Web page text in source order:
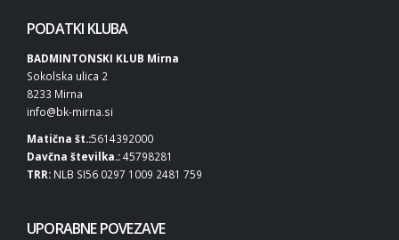
PODATKI KLUBA
BADMINTONSKI KLUB Mirna
Sokolska ulica 2
8233 Mirna
info@bk-mirna.si
Matična št.:5614392000
Davčna številka.:45798281
TRR: NLB SI56 0297 1009 2481 759
UPORABNE POVEZAVE